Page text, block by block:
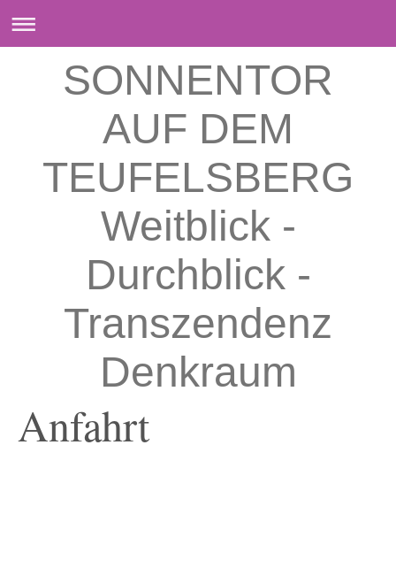
SONNENTOR
AUF DEM
TEUFELSBERG
Weitblick -
Durchblick -
Transzendenz
Denkraum
Anfahrt